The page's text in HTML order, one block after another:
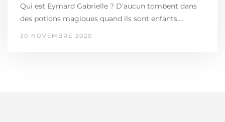
Qui est Eymard Gabrielle ? D’aucun tombent dans
des potions magiques quand ils sont enfants,…
30 NOVEMBRE 2020